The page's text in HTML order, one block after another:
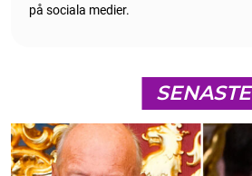
på sociala medier.
SENASTE